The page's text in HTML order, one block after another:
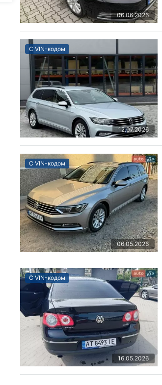
06.06.2026
С VIN-кодом
12.07.2026
С VIN-кодом
06.05.2026
С VIN-кодом
16.05.2026